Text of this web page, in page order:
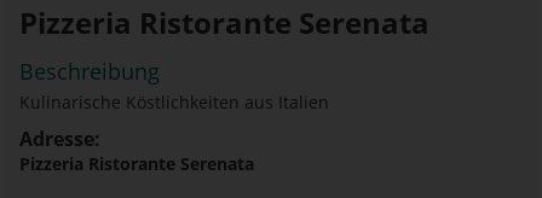
Pizzeria Ristorante Serenata
Beschreibung
Kulinarische Köstlichkeiten aus Italien
Adresse:
Pizzeria Ristorante Serenata